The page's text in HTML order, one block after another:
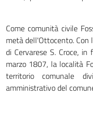
Come comunità civile
metà dell'Ottocento. Con
di Cervarese S. Croce,
marzo 1807, la località
territorio comunale
amministrativo del